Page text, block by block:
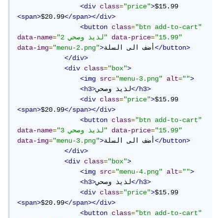
<div
class="price">
<span>$20.99</span></div>
<button
class="btn add-to-cart"
data-name= "لذيذ وصحي 2" data-price="15.99"
data-img="menu-2.png">أضف الى السلة</button>
</div>
<div
class="box">
<img
src="menu-3.png" alt="">
<h3>لذيذ وصحي</h3>
<div
class="price">
<span>$20.99</span></div>
<button
class="btn add-to-cart"
data-name= "لذيذ وصحي 3" data-price="15.99"
data-img="menu-3.png">أضف الى السلة</button>
</div>
<div
class="box">
<img
src="menu-4.png" alt="">
<h3>لذيذ وصحي</h3>
<div
class="price">
<span>$20.99</span></div>
<button
class="btn add-to-cart"